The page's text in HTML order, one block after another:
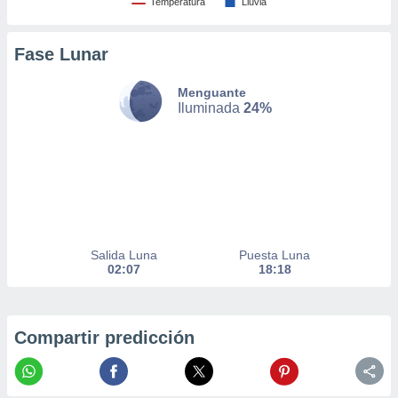
su
u
Fase Lunar
Menguante
Iluminada 24%
Salida Luna
02:07
Puesta Luna
18:18
Compartir predicción